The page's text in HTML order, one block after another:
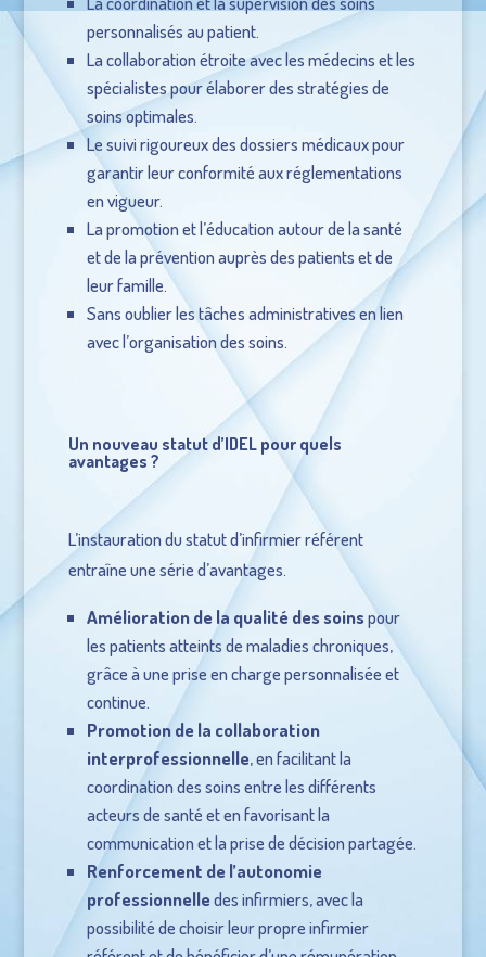
personnalisés au patient.
La collaboration étroite avec les médecins et les
spécialistes pour élaborer des stratégies de
soins optimales.
Le suivi rigoureux des dossiers médicaux pour
garantir leur conformité aux réglementations
en vigueur.
La promotion et l’éducation autour de la santé
et de la prévention auprès des patients et de
leur famille.
Sans oublier les tâches administratives en lien
avec l’organisation des soins.
Un nouveau statut d’IDEL pour quels
avantages ?
L’instauration du statut d’infirmier référent
entraîne une série d’avantages.
Amélioration de la qualité des soinspour
les patients atteints de maladies chroniques,
grâce à une prise en charge personnalisée et
continue.
Promotion de la collaboration
interprofessionnelle, en facilitant la
coordination des soins entre les différents
acteurs de santé et en favorisant la
communication et la prise de décision partagée.
Renforcement de l’autonomie
professionnelledes infirmiers, avec la
possibilité de choisir leur propre infirmier